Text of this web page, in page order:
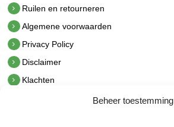
Beheer toestemming
Ruilen en retourneren
Algemene voorwaarden
Privacy Policy
Disclaimer
Klachten